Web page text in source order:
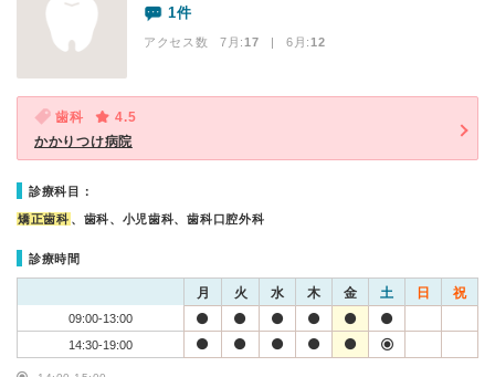
1件
アクセス数 7月:17 | 6月:12
歯科
4.5
かかりつけ病院
診療科目：
矯正歯科 、歯科、小児歯科、歯科口腔外科
診療時間
月 火 水 木 金 土 日 祝
09:00-13:00
14:30-19:00